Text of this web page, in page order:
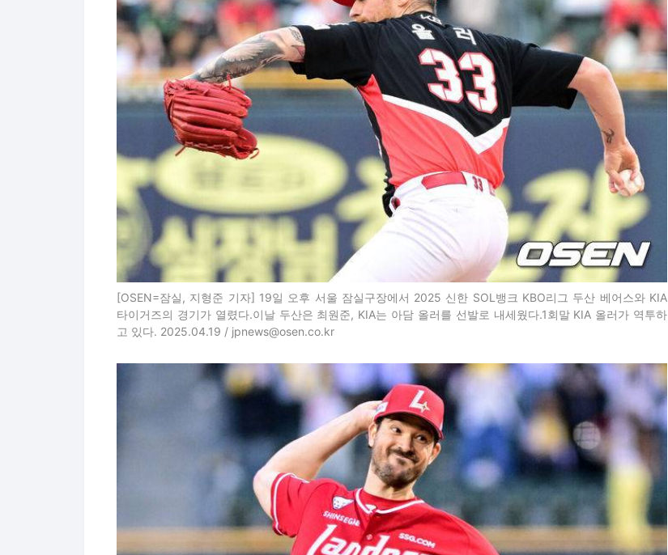
[OSEN=잠실, 지형준 기자] 19일 오후 서울 잠실구장에서 2025 신한 SOL뱅크 KBO리그 두산 베어스와 KIA
타이거즈의 경기가 열렸다.이날 두산은 최원준, KIA는 아담 올러를 선발로 내세웠다.1회말 KIA 올러가 역투하
고 있다. 2025.04.19 / jpnews@osen.co.kr